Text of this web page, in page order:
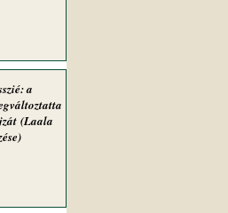
a
(Laala